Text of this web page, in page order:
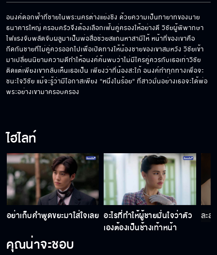
คุณพระอยู่ต่อไปนานๆ ให้อนงค์ได้รักนะคะ
อนงค์ดีเกินกว่าจะใช้ผู้ชายร่วมกับใคร
เครื่องดื่มพิเศษสำหรับคนที่อนงค์รัก
อนงค์ดอกฟ้าที่ชายในพระนครต่างแย่งชิง ด้วยความเป็นทายาทของนาย
ธนาคารใหญ่ ครอบครัวจึงต้องเลือกเฟ้นคู่ครองให้อย่างดี วิชัยผู้พิพากษา
ไฟแรงจับพลัดจับผลูมาเป็นพ่อสื่อช่วยสแกนหาสามีให้ หน้าที่ของเขาคือ
กีดกันชายที่ไม่คู่ควรออกไปเพื่อเปิดทางให้น้องชายของเขาสมหวัง วิชัยเข้า
มาเปลี่ยนนิยามความดีทำให้อนงค์ค้นพบว่าไม่มีใครคู่ควรกับเธอเท่าวิชัย
ติดแต่เพียงเขากลับเห็นเธอเป็น เพียงว่าที่น้องสะใภ้ อนงค์ทำทุกทางเพื่อจะ
ชนะใจวิชัย แม้จะรู้ว่ามีโอกาสเพียง “หนึ่งในร้อย” ที่สาวมั่นอย่างเธอจะได้พ่อ
พระอย่างเขามาครอบครอง
ไฮไลท์
อย่าเก็บคำพูดขยะมาใส่ใจเลย อะไรที่ทำให้ผู้ชายมั่นใจว่าตัว
เองต้องเป็นช้างเท้าหน้า
ละส
คุณน่าจะชอบ